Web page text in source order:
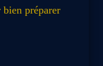
préparer